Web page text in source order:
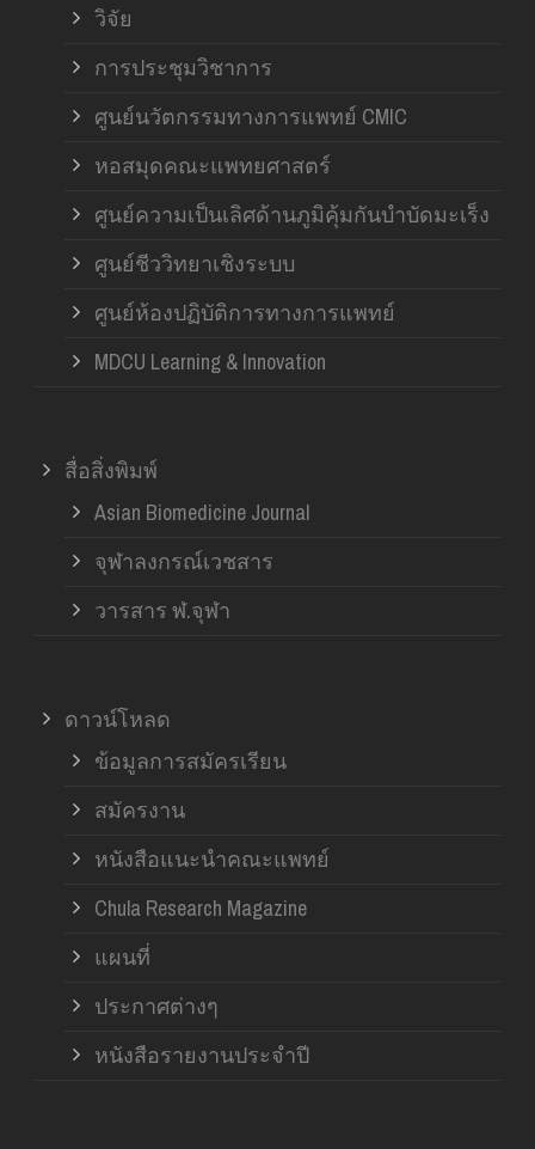
วิจัย
การประชุมวิชาการ
ศูนย์นวัตกรรมทางการแพทย์ CMIC
หอสมุดคณะแพทยศาสตร์
ศูนย์ความเป็นเลิศด้านภูมิคุ้มกันบำบัดมะเร็ง
ศูนย์ชีววิทยาเชิงระบบ
ศูนย์ห้องปฏิบัติการทางการแพทย์
MDCU Learning & Innovation
สื่อสิ่งพิมพ์
Asian Biomedicine Journal
จุฬาลงกรณ์เวชสาร
วารสาร ฬ.จุฬา
ดาวน์โหลด
ข้อมูลการสมัครเรียน
สมัครงาน
หนังสือแนะนำคณะแพทย์
Chula Research Magazine
แผนที่
ประกาศต่างๆ
หนังสือรายงานประจำปี